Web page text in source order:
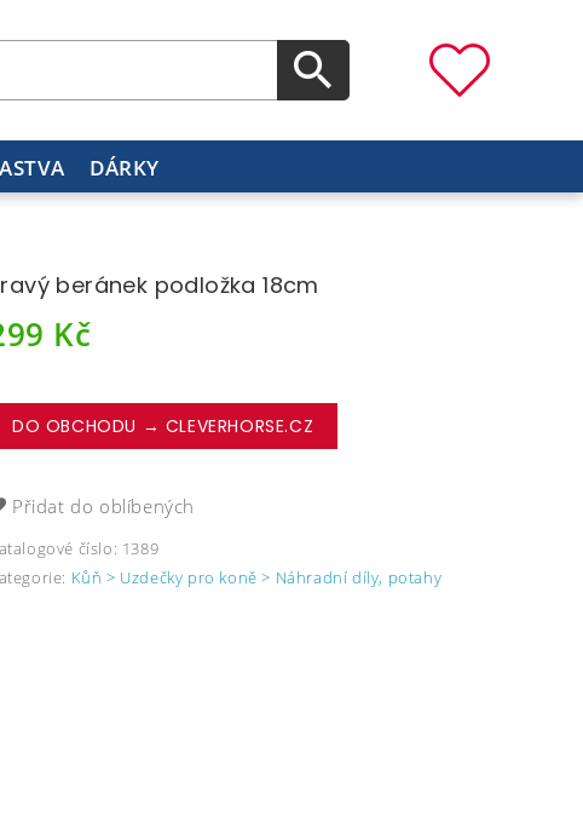
DÁRKY
beránek podložka 18cm
Kč
DO OBCHODU → CLEVERHORSE.CZ
Přidat do oblíbených
číslo: 1389
Kůň > Uzdečky pro koně > Náhradní díly, potahy